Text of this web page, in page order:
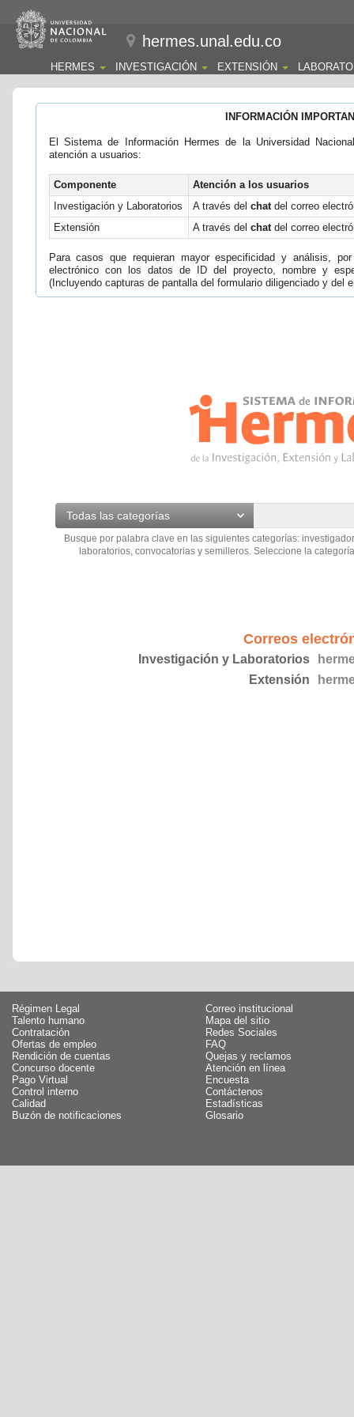
hermes.unal.edu.co
HERMES INVESTIGACIÓN EXTENSIÓN
INFORMACIÓN
El Sistema de Información Hermes de la Universidad
atención a usuarios:
Componente
Atención a los usuarios
Investigación y Laboratorios
A través del chatdel correo
Extensión
A través del chatdel correo
Para casos que requieran mayor especificidad y análisis,
electrónico con los datos de ID del proyecto, nombre y
(Incluyendo capturas de pantalla del formulario diligenciado y del
Todas las categorías
Busque por palabra clave en las siguientes categorías:
laboratorios, convocatorias y semilleros. Seleccione la
Correos
Investigación y Laboratorios
Extensión
Régimen Legal
Talento humano
Contratación
Ofertas de empleo
Rendición de cuentas
Concurso docente
Pago Virtual
Control interno
Calidad
Buzón de notificaciones
Correo institucional
Mapa del sitio
Redes Sociales
FAQ
Quejas y reclamos
Atención en línea
Encuesta
Contáctenos
Estadísticas
Glosario